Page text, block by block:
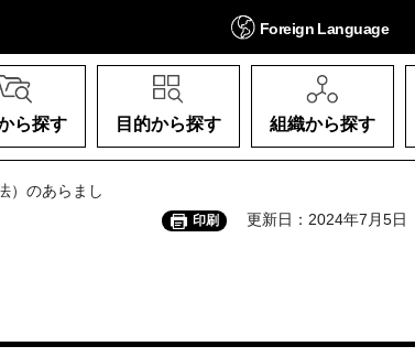
Foreign Language
ら探す 目的から探す 組織から探す
）のあらまし
印刷 更新日：2024年7月5日